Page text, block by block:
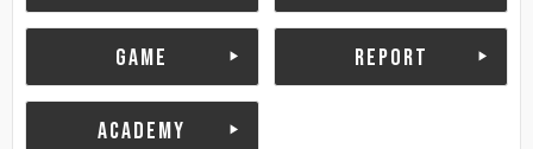
GAME REPORT
ACADEMY